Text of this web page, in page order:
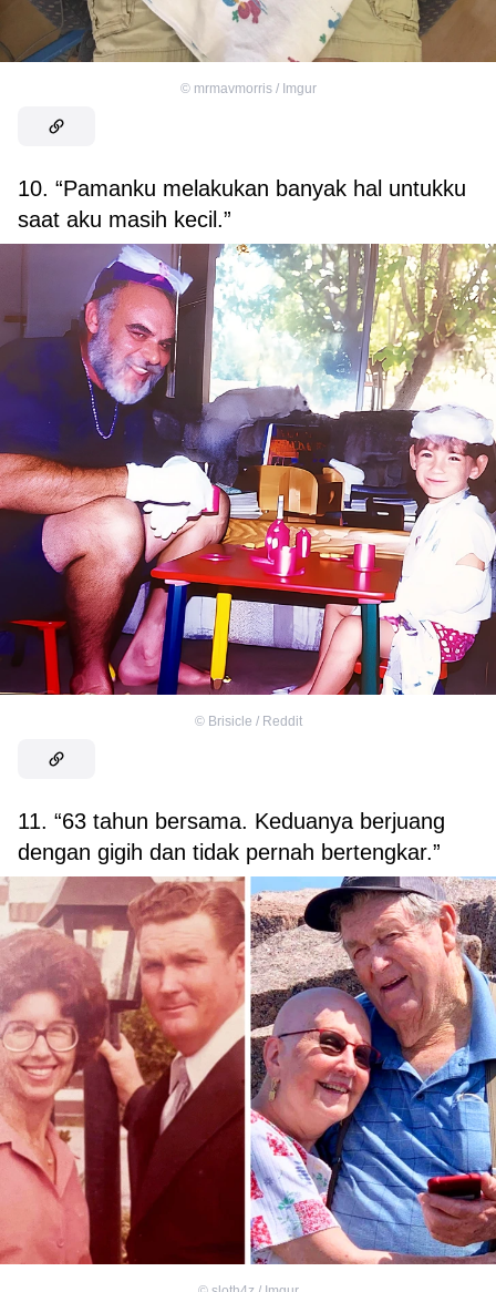
© mrmavmorris / Imgur
10. “Pamanku melakukan banyak hal untukku
saat aku masih kecil.”
© Brisicle / Reddit
11. “63 tahun bersama. Keduanya berjuang
dengan gigih dan tidak pernah bertengkar.”